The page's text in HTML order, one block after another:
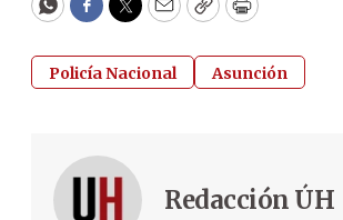
WhatsApp
Facebook
Twitter
EmailCopyPrint
Policía Nacional Asunción
Redacción ÚH